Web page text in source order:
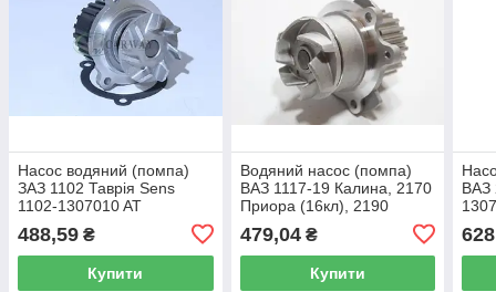
Насос водяний (помпа)
ЗАЗ 1102 Таврія Sens
1102-1307010 AT
488,59 ₴
Купити
Водяний насос (помпа)
ВАЗ 1117-19 Калина, 2170
Приора (16кл), 2190
Гранта 21126-1307010 AT
7010-170WP
479,04₴
Купити
ВАЗ